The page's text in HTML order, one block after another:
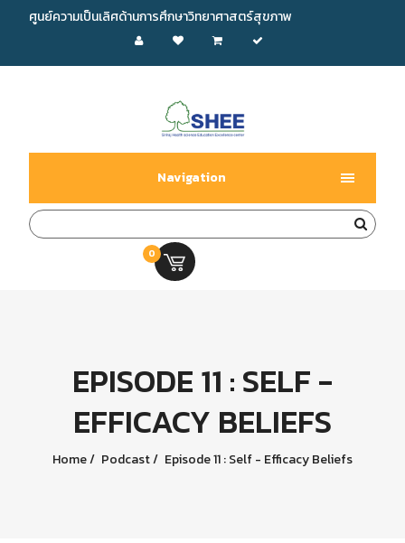
ศูนย์ความเป็นเลิศด้านการศึกษาวิทยาศาสตร์สุขภาพ
Navigation
0
EPISODE 11 : SELF -
EFFICACY BELIEFS
Home Podcast Episode 11 : Self - Efficacy Beliefs